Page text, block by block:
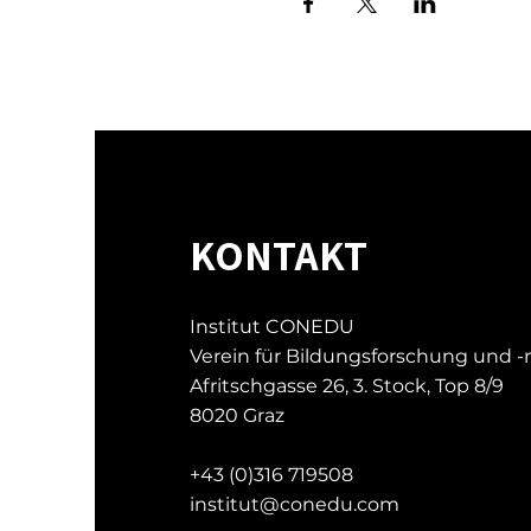
KONTAKT
Institut CONEDU
Verein für Bildungsforschung und -
Afritschgasse 26, 3. Stock, Top 8/9
8020 Graz
+43 (0)316 719508
institut@conedu.com